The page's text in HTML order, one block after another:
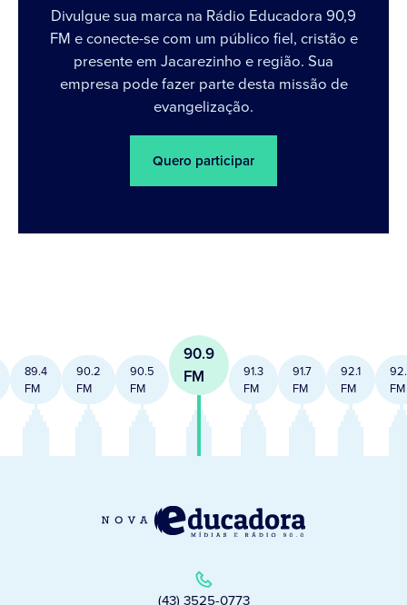
Divulgue sua marca na Rádio Educadora 90,9
FM e conecte-se com um público fiel, cristão e
presente em Jacarezinho e região. Sua
empresa pode fazer parte desta missão de
evangelização.
Quero participar
89.4
FM
90.2
FM
90.5
FM
90.9
FM
91.3
FM
91.7
FM
92.1
FM
FM
(43) 3525-0773